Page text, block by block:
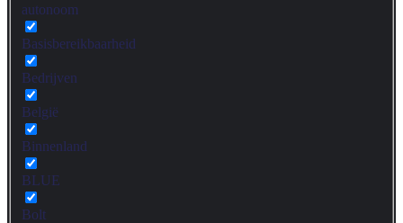
autonoom
Basisbereikbaarheid
Bedrijven
België
Binnenland
BLUE
Bolt